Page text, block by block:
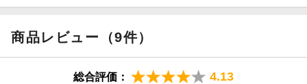
商品レビュー（9件）
総合評価： 4.13